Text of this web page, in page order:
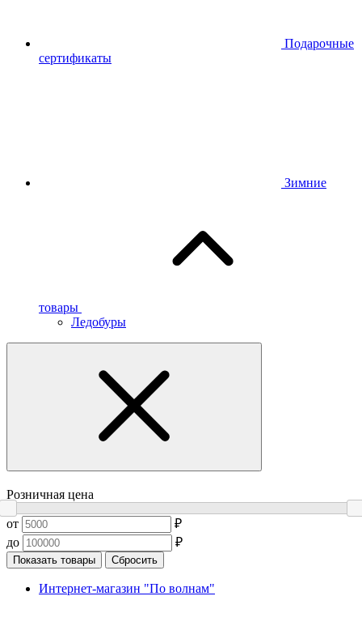
Подарочные
сертификаты
Зимние
товары
Ледобуры
Розничная цена
от
₽
до
₽
Показать товары Сбросить
Интернет-магазин "По волнам"